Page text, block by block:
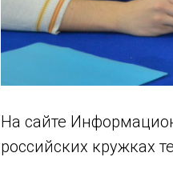
На сайте
российских кружках